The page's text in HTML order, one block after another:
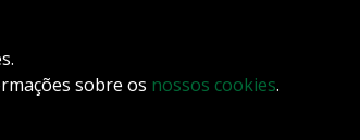
sobre os nossos cookies.